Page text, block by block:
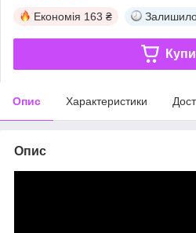
Економія 163 ₴
Опис Характеристики
Опис